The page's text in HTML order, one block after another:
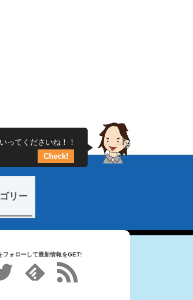
ってくださいね！！
Check!
リー
フォローして最新情報をGET!